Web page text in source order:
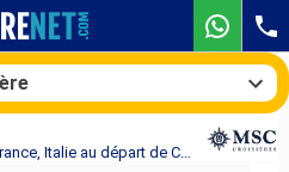
Croisière MSC Lirica : Espagne, France, Italie au départ de Civitavecchia - Rome